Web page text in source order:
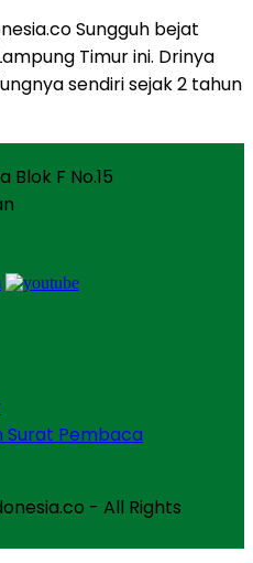
Sungguh bejat
Timur ini. Drinya
sendiri sejak 2 tahun
F No.15
Surat Pembaca
- All Rights